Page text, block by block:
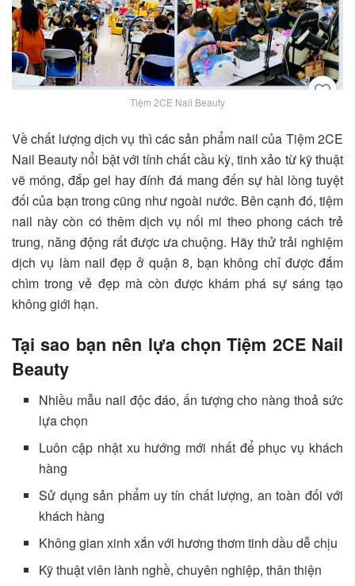
Tiệm 2CE Nail Beauty
Về chất lượng dịch vụ thì các sản phẩm nail của Tiệm 2CE
Nail Beauty nổi bật với tính chất cầu kỳ, tinh xảo từ kỹ thuật
vẽ móng, đắp gel hay đính đá mang đến sự hài lòng tuyệt
đối của bạn trong cũng như ngoài nước. Bên cạnh đó, tiệm
nail này còn có thêm dịch vụ nối mi theo phong cách trẻ
trung, năng động rất được ưa chuộng. Hãy thử trải nghiệm
dịch vụ làm nail đẹp ở quận 8, bạn không chỉ được đắm
chìm trong vẻ đẹp mà còn được khám phá sự sáng tạo
không giới hạn.
Tại sao bạn nên lựa chọn Tiệm 2CE Nail
Beauty
Nhiều mẫu nail độc đáo, ấn tượng cho nàng thoả sức
lựa chọn
Luôn cập nhật xu hướng mới nhất để phục vụ khách
hàng
Sử dụng sản phẩm uy tín chất lượng, an toàn đối với
khách hàng
Không gian xinh xắn với hương thơm tinh dầu dễ chịu
Kỹ thuật viên lành nghề, chuyên nghiệp, thân thiện